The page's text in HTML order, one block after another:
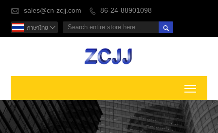
 sales@cn-zcjj.com  86-24-88901098

ภาษาไทย 